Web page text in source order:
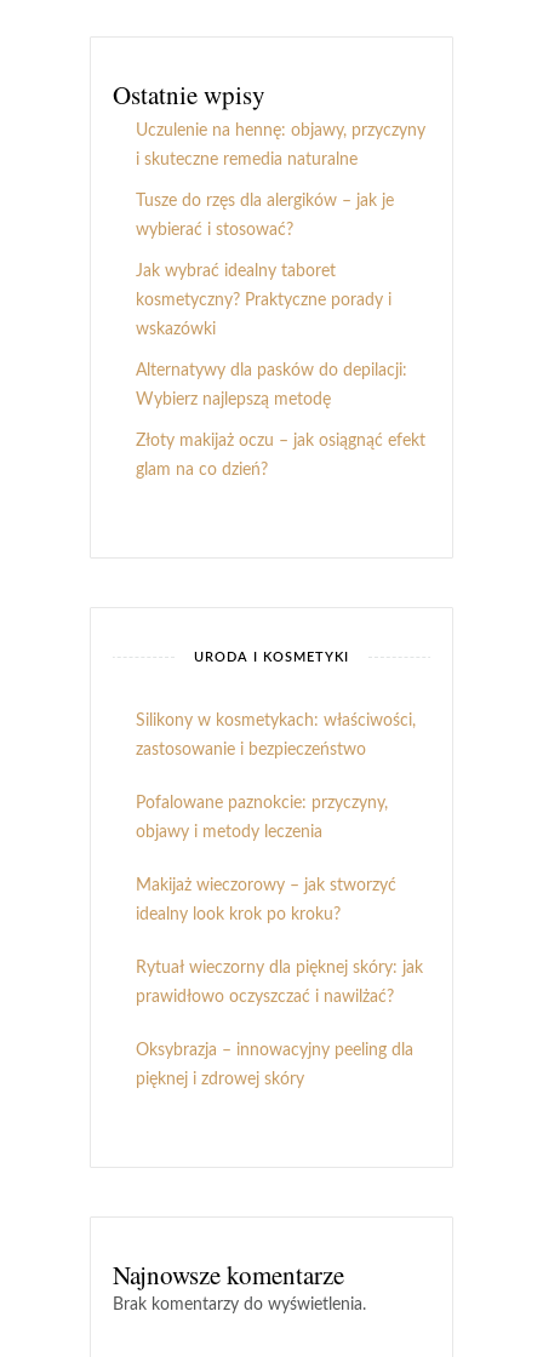
Ostatnie wpisy
Uczulenie na hennę: objawy, przyczyny
i skuteczne remedia naturalne
Tusze do rzęs dla alergików – jak je
wybierać i stosować?
Jak wybrać idealny taboret
kosmetyczny? Praktyczne porady i
wskazówki
Alternatywy dla pasków do depilacji:
Wybierz najlepszą metodę
Złoty makijaż oczu – jak osiągnąć efekt
glam na co dzień?
URODA I KOSMETYKI
Silikony w kosmetykach: właściwości,
zastosowanie i bezpieczeństwo
Pofalowane paznokcie: przyczyny,
objawy i metody leczenia
Makijaż wieczorowy – jak stworzyć
idealny look krok po kroku?
Rytuał wieczorny dla pięknej skóry: jak
prawidłowo oczyszczać i nawilżać?
Oksybrazja – innowacyjny peeling dla
pięknej i zdrowej skóry
Najnowsze komentarze
Brak komentarzy do wyświetlenia.